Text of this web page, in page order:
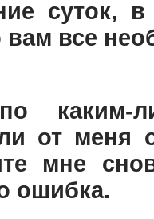
суток,
все
каким-
от меня
мне
ошибка.